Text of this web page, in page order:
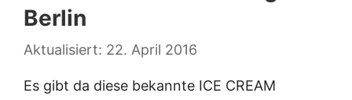
Berlin
22. April 2016
Es gibt da diese bekannte ICE CREAM